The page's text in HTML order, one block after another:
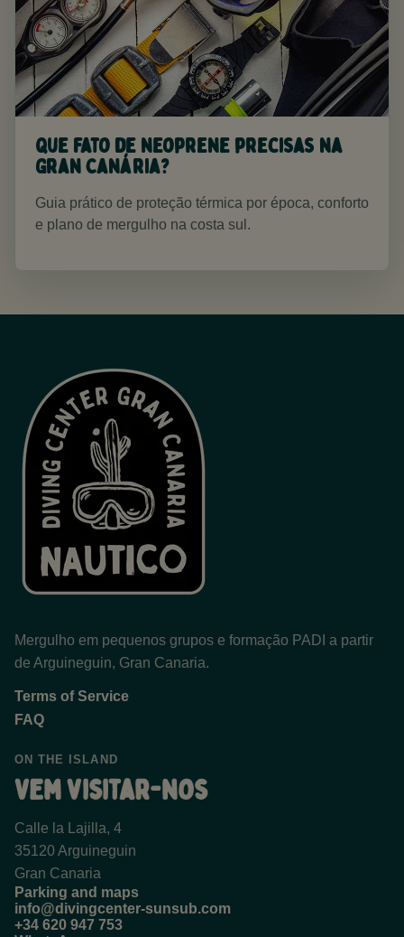
Que fato de neoprene precisas na
Gran Canária?
Guia prático de proteção térmica por época, conforto
e plano de mergulho na costa sul.
Mergulho em pequenos grupos e formação PADI a partir
de Arguineguin, Gran Canaria.
Terms of Service
FAQ
ON THE ISLAND
Vem visitar-nos
Calle la Lajilla, 4
35120 Arguineguin
Gran Canaria
Parking and maps
info@divingcenter-sunsub.com
+34 620 947 753